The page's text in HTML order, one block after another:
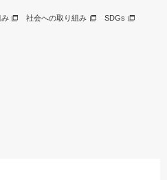
み 社会への取り組み SDGs